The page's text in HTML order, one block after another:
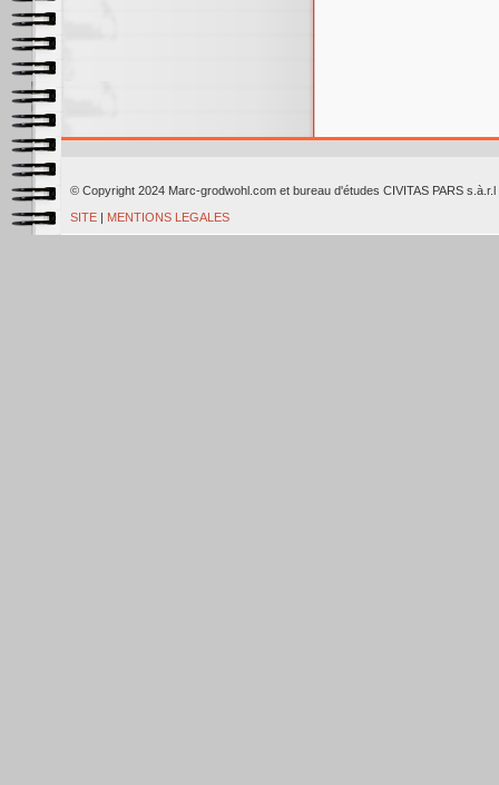
© Copyright 2024 Marc-grodwohl.com et bureau d'études CIVITAS
SITE | MENTIONS LEGALES